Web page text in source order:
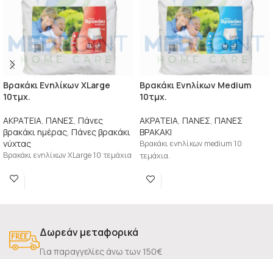
Βρακάκι Ενηλίκων XLarge
10τμχ.
ΑΚΡΑΤΕΙΑ, ΠΑΝΕΣ, Πάνες
βρακάκι ημέρας, Πάνες βρακάκι
νύχτας
Βρακάκι ενηλίκων XLarge 10 τεμάχια
Βρακάκι Ενηλίκων Μedium
10τμχ.
ΑΚΡΑΤΕΙΑ, ΠΑΝΕΣ, ΠΑΝΕΣ
ΒΡΑΚΑΚΙ
Βρακάκι ενηλίκων medium 10
τεμάχια.
Δωρεάν μεταφορικά
Για παραγγελίες άνω των 150€